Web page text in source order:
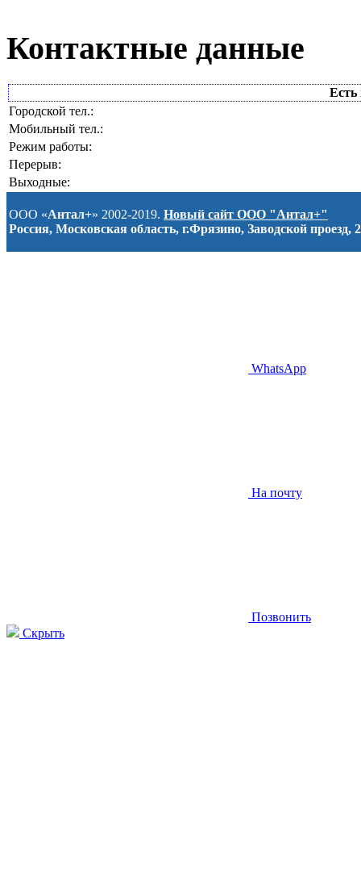
Контактные данные
Есть
Городской тел.:
Мобильный тел.:
Режим работы:
Перерыв:
Выходные:
ООО «Антал+» 2002-2019. Новый сайт ООО "Антал+"
Россия, Московская область, г.Фрязино, Заводской проезд, 2
WhatsApp
На почту
Позвонить
Скрыть